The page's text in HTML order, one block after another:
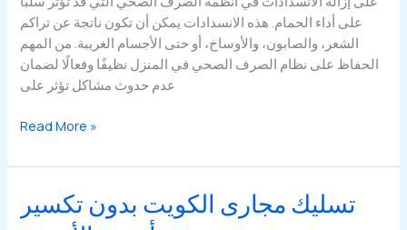
على أداء الحمام. هذه الانسدادات يمكن أن تكون ناتجة عن تراكم
الشعر، والصابون، والأوساخ، أو حتى الأجسام الغريبة. من المهم
الحفاظ على نظام الصرف الصحي في المنزل نظيفًا وفعالًا لضمان
عدم حدوث مشاكل تؤثر على
تسليك
في
بدون
Read More »
تسليك مجارى الكويت بدون تكسير